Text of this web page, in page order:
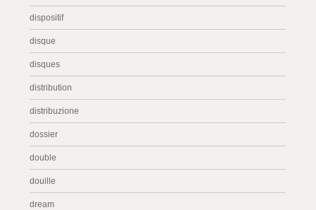
dispositif
disque
disques
distribution
distribuzione
dossier
double
douille
dream